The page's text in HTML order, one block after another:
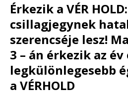
Érkezik a VÉR
csillagjegynek
szerencséje lesz!
3 – án érkezik az
legkülönlegesebb
a VÉRHOLD